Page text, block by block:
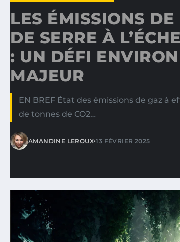
LES ÉMISSIONS
DE SERRE À
: UN DÉFI
MAJEUR
EN BREF État des émissions de gaz à
de tonnes de CO2…
AMANDINE LEROUX•13 FÉVRIER 2025